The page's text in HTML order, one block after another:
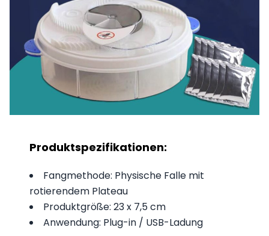
Produktspezifikationen:
Fangmethode: Physische Falle mit
rotierendem Plateau
Produktgröße: 23 x 7,5 cm
Anwendung: Plug-in / USB-Ladung